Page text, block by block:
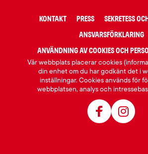
KONTAKT PRESS
SEKRETESS
ANSVARSFÖRKLARING
ANVÄNDNING AV COOKIES OCH
Vår webbplats placerar cookies
din enhet om du har godkänt det i
inställningar. Cookies används för
webbplatsen, analys och